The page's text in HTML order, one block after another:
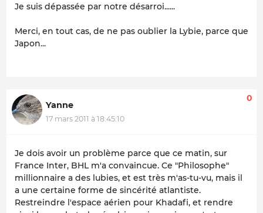
Je suis dépassée par notre désarroi......
Merci, en tout cas, de ne pas oublier la Lybie, parce que
Japon...
Yanne
17 mars 2011 à 18:45:10
0
Je dois avoir un problème parce que ce matin, sur
France Inter, BHL m'a convaincue. Ce "Philosophe"
millionnaire a des lubies, et est très m'as-tu-vu, mais il
a une certaine forme de sincérité atlantiste.
Restreindre l'espace aérien pour Khadafi, et rendre